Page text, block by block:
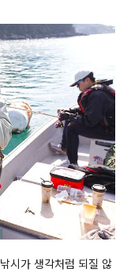
시가 생각처럼 되질 않